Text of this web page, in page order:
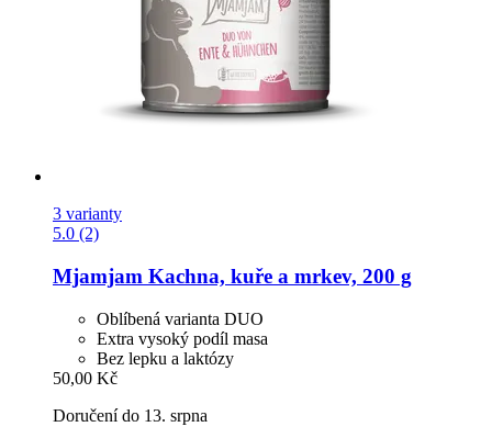
3 varianty
5.0 (2)
Mjamjam Kachna, kuře a mrkev, 200 g
Oblíbená varianta DUO
Extra vysoký podíl masa
Bez lepku a laktózy
50,00 Kč
Doručení do 13. srpna